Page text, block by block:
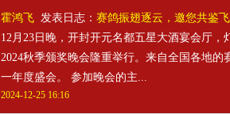
霍鸿飞 发表日志： 赛鸽振翅逐云，邀您共鉴
12月23日晚，开封开元名都五星大酒宴会厅
2024秋季颁奖晚会隆重举行。来自全国各地
一年度盛会。 参加晚会的主...
2024-12-25 16:16